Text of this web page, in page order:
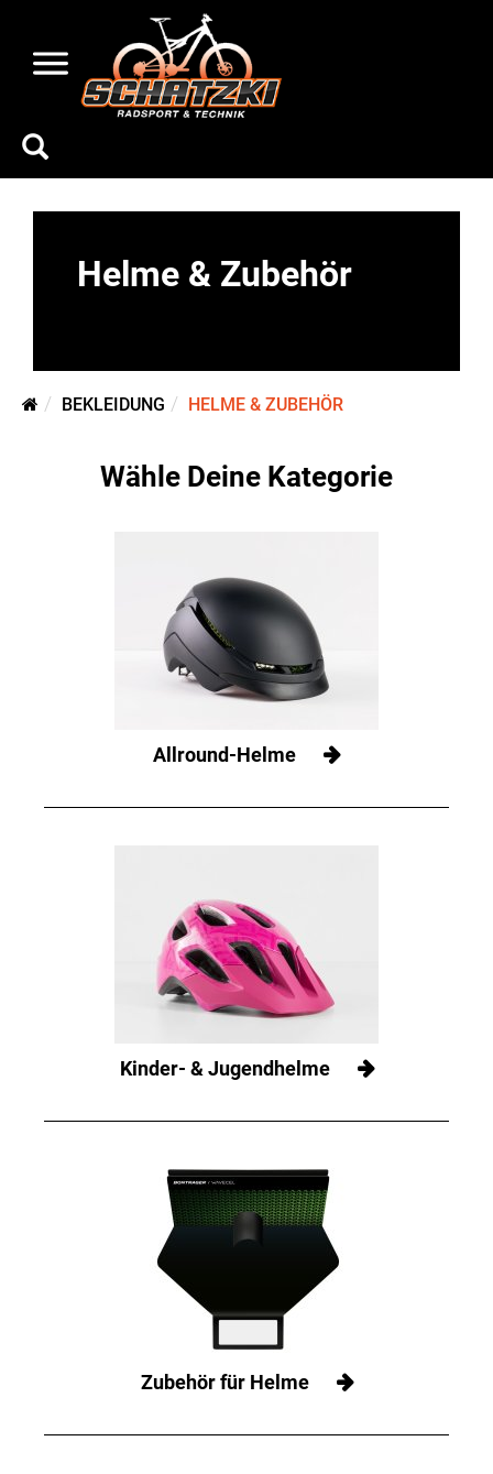
Helme & Zubehör
BEKLEIDUNG HELME & ZUBEHÖR
Wähle Deine Kategorie
Allround-Helme
Kinder- & Jugendhelme
Zubehör für Helme